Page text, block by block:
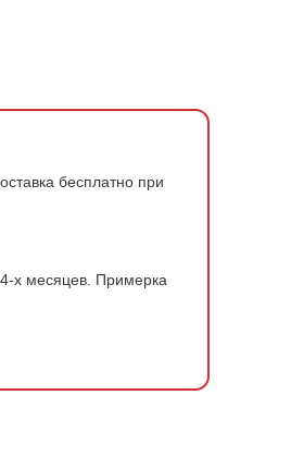
бесплатно при
х месяцев. Примерка